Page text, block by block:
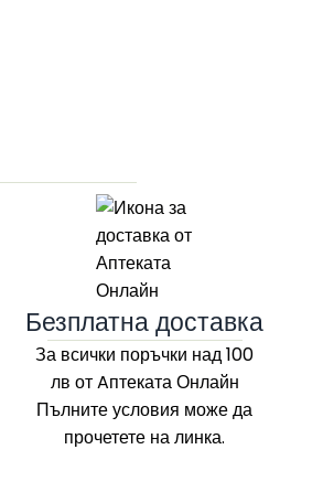
Безплатна доставка
За всички поръчки над 100
лв от Aптеката Онлайн
Пълните условия може да
прочетете на линка.